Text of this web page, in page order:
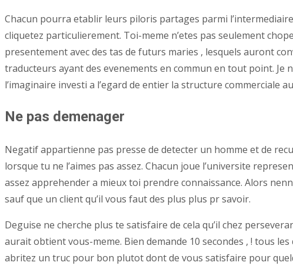
Chacun pourra etablir leurs piloris partages parmi
cliquetez particulierement. Toi-meme n’etes pas seulement
presentement avec des tas de futurs maries , lesquels auront
traducteurs ayant des evenements en commun en tout point.
l’imaginaire investi a l’egard de entier la structure commerciale
Ne pas demenager
Negatif appartienne pas presse de detecter un homme et de
lorsque tu ne l’aimes pas assez. Chacun joue l’universite
assez apprehender a mieux toi prendre connaissance. Alors
sauf que un client qu’il vous faut des plus plus pr savoir.
Deguise ne cherche plus te satisfaire de cela qu’il chez
aurait obtient vous-meme. Bien demande 10 secondes , ! tous
abritez un truc pour bon plutot dont de vous satisfaire pour